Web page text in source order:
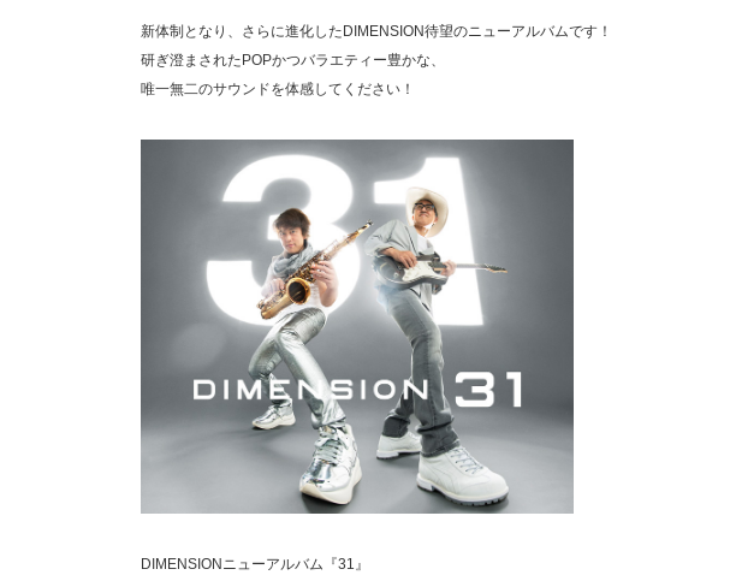
新体制となり、さらに進化したDIMENSION待望のニューアルバムです！
研ぎ澄まされたPOPかつバラエティー豊かな、
唯一無二のサウンドを体感してください！
DIMENSIONニューアルバム『31』